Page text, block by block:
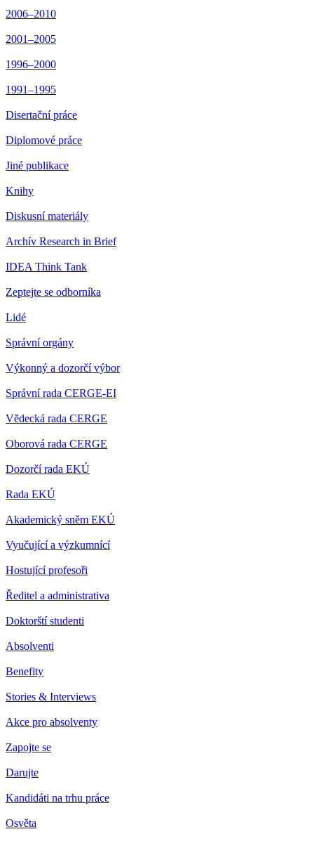
2006–2010
2001–2005
1996–2000
1991–1995
Disertační práce
Diplomové práce
Jiné publikace
Knihy
Diskusní materiály
Archív Research in Brief
IDEA Think Tank
Zeptejte se odborníka
Lidé
Správní orgány
Výkonný a dozorčí výbor
Správní rada CERGE-EI
Vědecká rada CERGE
Oborová rada CERGE
Dozorčí rada EKÚ
Rada EKÚ
Akademický sněm EKÚ
Vyučující a výzkumnící
Hostující profesoři
Ředitel a administrativa
Doktorští studenti
Absolventi
Benefity
Stories & Interviews
Akce pro absolventy
Zapojte se
Darujte
Kandidáti na trhu práce
Osvěta